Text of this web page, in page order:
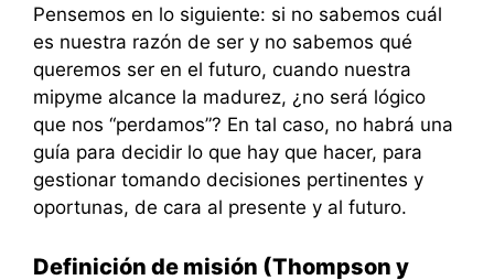
Pensemos en lo siguiente: si no sabemos cuál
es nuestra razón de ser y no sabemos qué
queremos ser en el futuro, cuando nuestra
mipyme alcance la madurez, ¿no será lógico
que nos “perdamos”? En tal caso, no habrá una
guía para decidir lo que hay que hacer, para
gestionar tomando decisiones pertinentes y
oportunas, de cara al presente y al futuro.
Definición de misión (Thompson y